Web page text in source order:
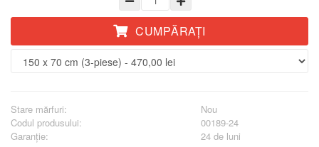
CUMPĂRAŢI
Stare mărfuri:
Nou
Codul produsului:
00189-24
Garanţie:
24 de luni